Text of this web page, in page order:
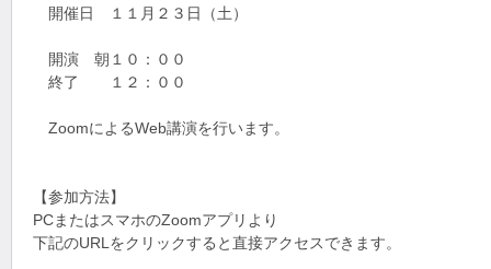
開催日 １１月２３日（土）
開演 朝１０：００
終了 １２：００
ZoomによるWeb講演を行います。
【参加方法】
PCまたはスマホのZoomアプリより
下記のURLをクリックすると直接アクセスできます。